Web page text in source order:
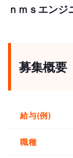
ｎｍｓエン
募集概要
給与(例)
職種